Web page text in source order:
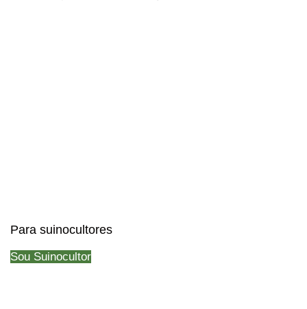
Para suinocultores
Sou Suinocultor